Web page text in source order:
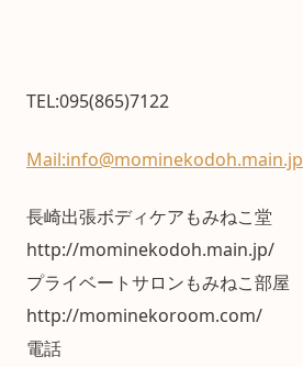
TEL:095(865)7122
Mail:info@mominekodoh.main.jp
長崎出張ボディケアもみねこ堂
http://mominekodoh.main.jp/
プライベートサロンもみねこ部屋
http://mominekoroom.com/
電話